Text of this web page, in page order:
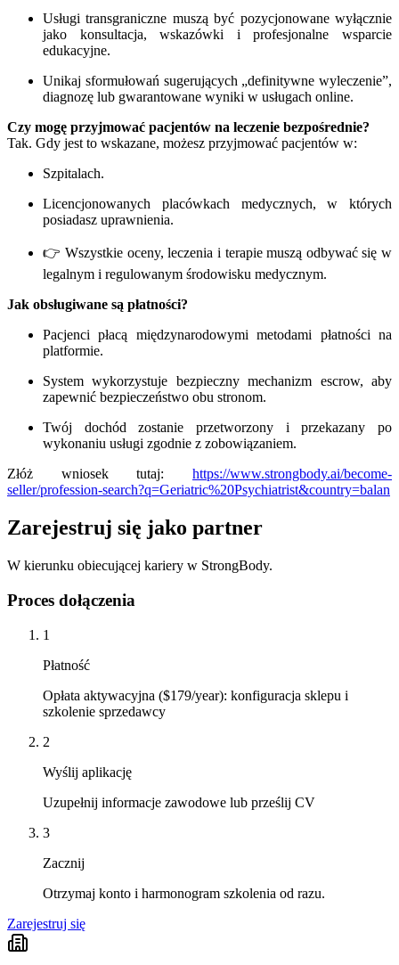
Usługi transgraniczne muszą być pozycjonowane wyłącznie
jako konsultacja, wskazówki i profesjonalne wsparcie
edukacyjne.
Unikaj sformułowań sugerujących „definitywne wyleczenie”,
diagnozę lub gwarantowane wyniki w usługach online.
Czy mogę przyjmować pacjentów na leczenie bezpośrednie?
Tak. Gdy jest to wskazane, możesz przyjmować pacjentów w:
Szpitalach.
Licencjonowanych placówkach medycznych, w których
posiadasz uprawnienia.
👉 Wszystkie oceny, leczenia i terapie muszą odbywać się w
legalnym i regulowanym środowisku medycznym.
Jak obsługiwane są płatności?
Pacjenci płacą międzynarodowymi metodami płatności na
platformie.
System wykorzystuje bezpieczny mechanizm escrow, aby
zapewnić bezpieczeństwo obu stronom.
Twój dochód zostanie przetworzony i przekazany po
wykonaniu usługi zgodnie z zobowiązaniem.
Złóż wniosek tutaj: https://www.strongbody.ai/become-
seller/profession-search?q=Geriatric%20Psychiatrist&country=balan
Zarejestruj się jako partner
W kierunku obiecującej kariery w StrongBody.
Proces dołączenia
1
Płatność
Opłata aktywacyjna ($179/year): konfiguracja sklepu i
szkolenie sprzedawcy
2
Wyślij aplikację
Uzupełnij informacje zawodowe lub prześlij CV
3
Zacznij
Otrzymaj konto i harmonogram szkolenia od razu.
Zarejestruj się